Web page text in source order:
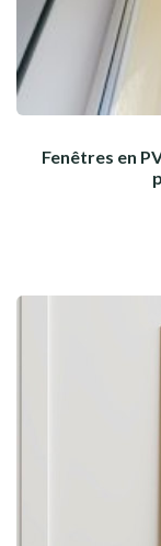
Fenêtres en